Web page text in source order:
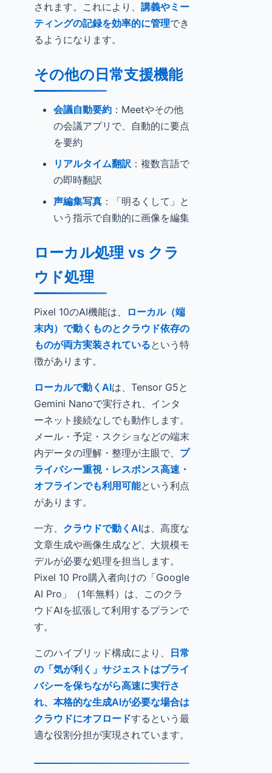
されます。これにより、 講義やミー
ティングの記録を効率的に管理でき
るようになります。
その他の日常支援機能
会議自動要約 ：Meetやその他
の会議アプリで、自動的に要点
を要約
リアルタイム翻訳 ：複数言語で
の即時翻訳
声編集写真 ：「明るくして」と
いう指示で自動的に画像を編集
ローカル処理 vs クラ
ウド処理
Pixel 10のAI機能は、
ローカル（端
末内）で動くものとクラウド依存の
ものが両方実装されているという特
徴があります。
ローカルで動くAIは、Tensor G5と
Gemini Nanoで実行され、インタ
ーネット接続なしでも動作します。
メール・予定・スクショなどの端末
内データの理解・整理が主眼で、 プ
ライバシー重視・レスポンス高速・
オフラインでも利用可能という利点
があります。
一方、 クラウドで動くAIは、高度な
文章生成や画像生成など、大規模モ
デルが必要な処理を担当します。
Pixel 10 Pro購入者向けの「Google
AI Pro」（1年無料）は、このクラ
ウドAIを拡張して利用するプランで
す。
このハイブリッド構成により、
日常
の「気が利く」サジェストはプライ
バシーを保ちながら高速に実行さ
れ、本格的な生成AIが必要な場合は
クラウドにオフロードするという最
適な役割分担が実現されています。